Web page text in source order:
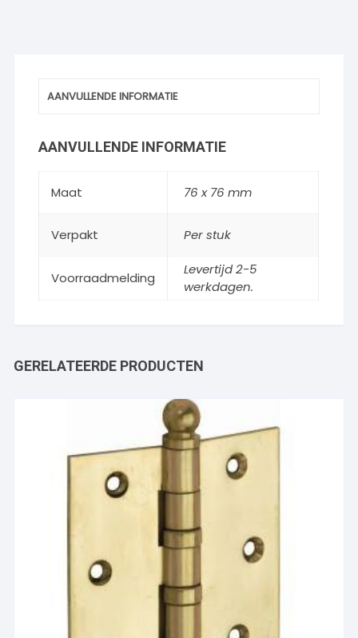
AANVULLENDE INFORMATIE
AANVULLENDE INFORMATIE
Maat 76 x 76 mm
Verpakt Per stuk
Voorraadmelding
Levertijd 2-5
werkdagen.
GERELATEERDE PRODUCTEN